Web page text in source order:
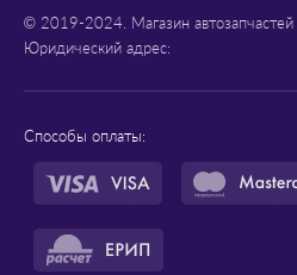
© 2019-2024. Магазин автозапчастей
Юридический адрес:
Способы оплаты: